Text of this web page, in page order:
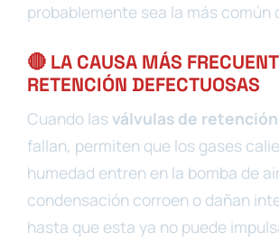
probablemente sea la más común
🔴 LA CAUSA MÁS
RETENCIÓN DEFECTUOSAS
Cuando las válvulas de
fallan, permiten que los gases
humedad entren en la bomba de
condensación corroen o dañan
hasta que esta ya no puede